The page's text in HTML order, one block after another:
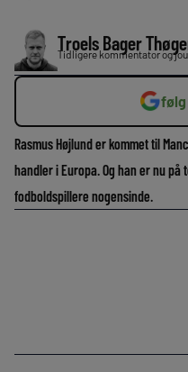
Troels Bager
Tidligere kommentator og
følg
Rasmus Højlund er kommet til
handler i Europa. Og han er nu
fodboldspillere nogensinde.